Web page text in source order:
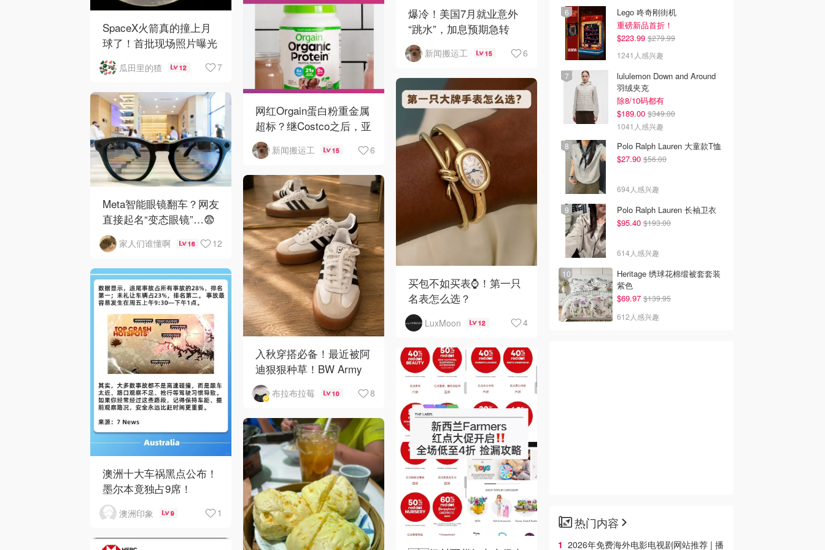
SpaceX火箭真的撞上月
球了！首批现场照片曝光
瓜田里的猹 12 7
网红Orgain蛋白粉重金属
超标？继Costco之后，亚
马逊也被告了！
新闻搬运工 15 6
爆冷！美国7月就业意外
“跳水”，加息预期急转
弯！
新闻搬运工 15 6
买包不如买表⌚️！第一只
名表怎么选？
LuxMoon 12 4
Meta智能眼镜翻车？网友
直接起名“变态眼镜”…😨
家人们谁懂啊 16 12
入秋穿搭必备！最近被阿
迪狠狠种草！BW Army
和 Sambae 值得拥有！
布拉布拉莓 10 8
澳洲十大车祸黑点公布！
墨尔本竟独占9席！
澳洲印象 9 1
Lego 咚奇刚街机
重磅新品首折！
$223.99 $279.99
1241人感兴趣
lululemon Down and Around
羽绒夹克
除8/10码都有
$189.00 $349.00
1041人感兴趣
Polo Ralph Lauren 大童款T恤
$27.90 $56.00
694人感兴趣
Polo Ralph Lauren 长袖卫衣
$95.40 $193.00
614人感兴趣
Heritage 绣球花棉缎被套套装
紫色
$69.97 $139.95
612人感兴趣
热门内容
2026年免费海外电影电视剧网站推荐 | 播